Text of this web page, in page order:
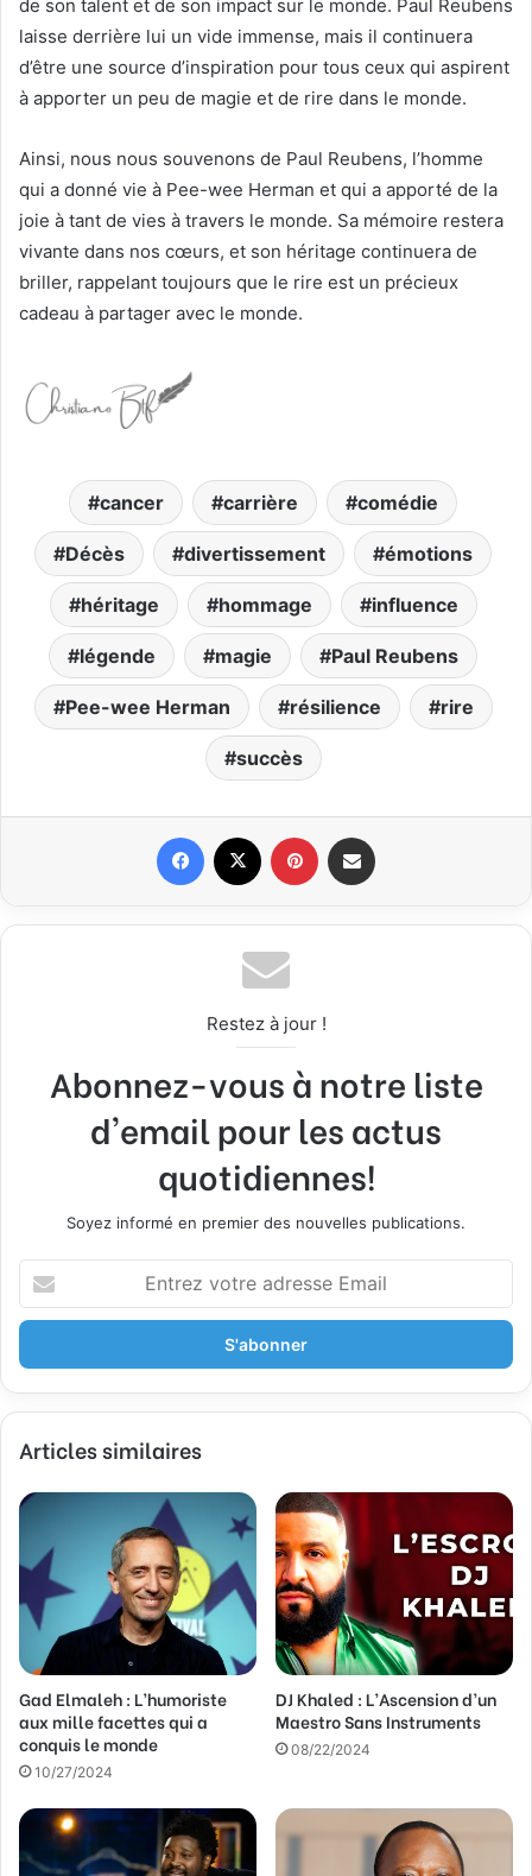
de son talent et de son impact sur le monde. Paul Reubens
laisse derrière lui un vide immense, mais il continuera
d’être une source d’inspiration pour tous ceux qui aspirent
à apporter un peu de magie et de rire dans le monde.
Ainsi, nous nous souvenons de Paul Reubens, l’homme
qui a donné vie à Pee-wee Herman et qui a apporté de la
joie à tant de vies à travers le monde. Sa mémoire restera
vivante dans nos cœurs, et son héritage continuera de
briller, rappelant toujours que le rire est un précieux
cadeau à partager avec le monde.
cancer carrière comédie
Décès divertissement émotions
héritage hommage influence
légende magie Paul Reubens
Pee-wee Herman résilience rire
succès
Restez à jour !
Abonnez-vous à notre liste
d'email pour les actus
quotidiennes!
Soyez informé en premier des nouvelles publications.
t
e
z
o
r
d
s
e
E
m
a
l
Articles similaires
Gad Elmaleh : L’humoriste
aux mille facettes qui a
conquis le monde
10/27/2024
DJ Khaled : L’Ascension d’un
Maestro Sans Instruments
08/22/2024